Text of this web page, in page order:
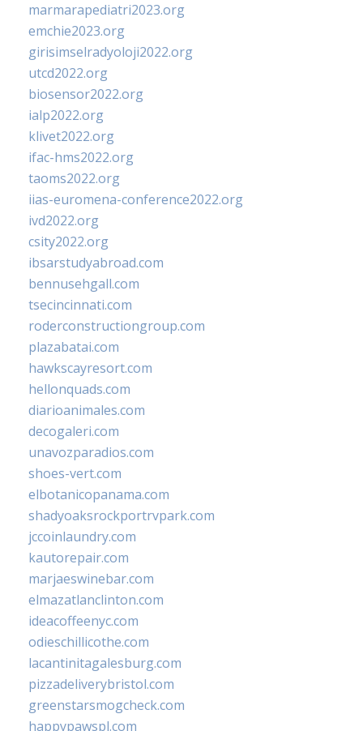
marmarapediatri2023.org
emchie2023.org
girisimselradyoloji2022.org
utcd2022.org
biosensor2022.org
ialp2022.org
klivet2022.org
ifac-hms2022.org
taoms2022.org
iias-euromena-conference2022.org
ivd2022.org
csity2022.org
ibsarstudyabroad.com
bennusehgall.com
tsecincinnati.com
roderconstructiongroup.com
plazabatai.com
hawkscayresort.com
hellonquads.com
diarioanimales.com
decogaleri.com
unavozparadios.com
shoes-vert.com
elbotanicopanama.com
shadyoaksrockportrvpark.com
jccoinlaundry.com
kautorepair.com
marjaeswinebar.com
elmazatlanclinton.com
ideacoffeenyc.com
odieschillicothe.com
lacantinitagalesburg.com
pizzadeliverybristol.com
greenstarsmogcheck.com
happypawspl.com